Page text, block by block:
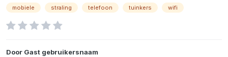
mobiele straling telefoon tuinkers wifi
Door Gast gebruikersnaam